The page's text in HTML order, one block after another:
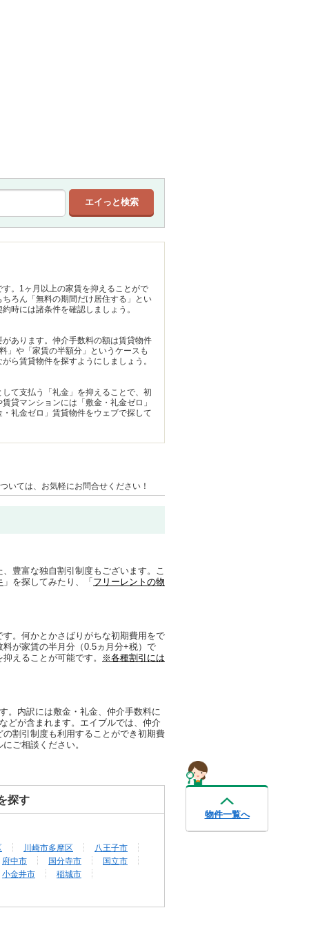
。1ヶ月以上の家賃を抑えることがで
ろん「無料の期間だけ居住する」とい
時には諸条件を確認しましょう。
あります。仲介手数料の額は賃貸物件
」や「家賃の半額分」というケースも
ら賃貸物件を探すようにしましょう。
て支払う「礼金」を抑えることで、初
貸マンションには「敷金・礼金ゼロ」
礼金ゼロ」賃貸物件をウェブで探して
いては、お気軽にお問合せください！
豊富な独自割引制度もございます。こ
」を探してみたり、「 フリーレントの物
。何かとかさばりがちな初期費用をで
が家賃の半月分（0.5ヵ月分+税）で
えることが可能です。
※各種割引には
。内訳には敷金・礼金、仲介手数料に
どが含まれます。エイブルでは、仲介
の割引制度も利用することができ初期費
ご相談ください。
物件一覧へ
探す
川崎市多摩区
八王子市
府中市 国分寺市
国立市
小金井市
稲城市